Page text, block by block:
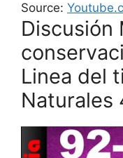
Source:
Discusión
Linea del
Naturales